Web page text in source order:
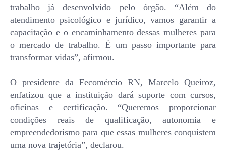
trabalho já desenvolvido pelo órgão. “Além do
atendimento psicológico e jurídico, vamos garantir a
capacitação e o encaminhamento dessas mulheres para
o mercado de trabalho. É um passo importante para
transformar vidas”, afirmou.
O presidente da Fecomércio RN, Marcelo Queiroz,
enfatizou que a instituição dará suporte com cursos,
oficinas e certificação. “Queremos proporcionar
condições reais de qualificação, autonomia e
empreendedorismo para que essas mulheres conquistem
uma nova trajetória”, declarou.